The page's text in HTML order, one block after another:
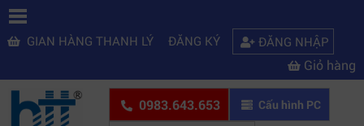
GIAN HÀNG THANH LÝ ĐĂNG KÝ ĐĂNG NHẬP
Giỏ hàng
0983.643.653 Cấu hình PC